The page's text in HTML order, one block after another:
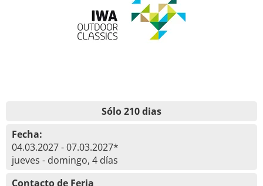
Sólo 210 dias
Fecha:
04.03.2027 - 07.03.2027*
jueves - domingo, 4 días
Contacto de Feria